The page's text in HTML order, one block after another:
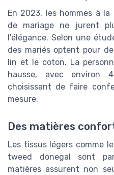
En 2023, les hommes à
de mariage ne jurent
l'élégance. Selon une
des mariés optent pour
lin et le coton. La
hausse, avec environ
choisissant de faire
mesure.
Des matières
Les tissus légers comme
tweed donegal sont
matières assurent non